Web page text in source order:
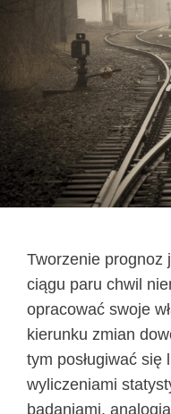
Tworzenie prognoz
ciągu paru chwil
opracować swoje
kierunku zmian
tym posługiwać
wyliczeniami
badaniami,